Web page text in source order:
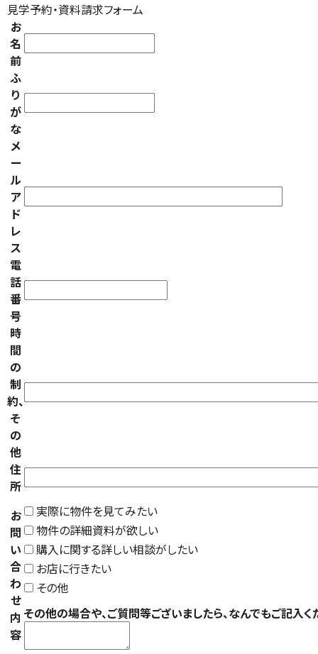
見学予約・資料請求フォーム
お
名
前
ふ
り
が
な
メ
ー
ル
ア
ド
レ
ス
電
話
番
号
時
間
の
制
約、
そ
の
他
住
所
お
問
い
合
わ
せ
内
容
実際に物件を見てみたい
物件の詳細資料が欲しい
購入に関する詳しい相談がしたい
お店に行きたい
その他
その他の場合や、ご質問等ございましたら、なんでもご記入く